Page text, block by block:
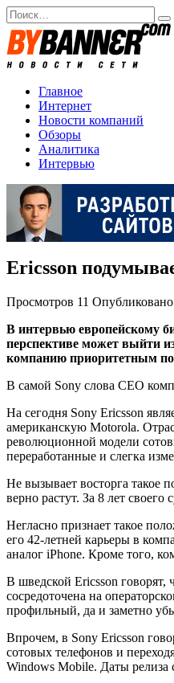
Перейти
к
содержанию
Search
for:
Главное
Интернет
Новости компаний
Обзоры
Аналитика
Интервью
Ericsson
Просмотров 11 Опубликовано
В интервью европейскому
перспективе может выйти
компанию приоритетным
В самой Sony слова CEO
На сегодня Sony Ericsson
американскую Motorola.
революционной модели
переработанные и слегка
Не вызывает восторга такое
верно растут. За 8 лет
Негласно признает такое
его 42-летней карьеры в
аналог iPhone. Кроме того,
В шведской Ericsson говорят,
сосредоточена на
профильный, да и заметно
Впрочем, в Sony Ericsson
сотовых телефонов и
Windows Mobile. Даты релиза